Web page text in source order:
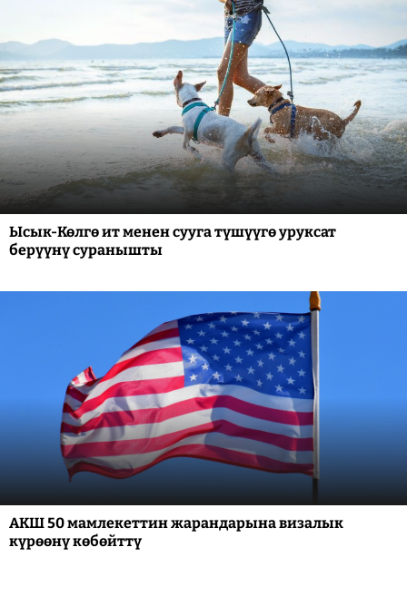
Ысык-Көлгө ит менен сууга түшүүгө уруксат
берүүнү суранышты
АКШ 50 мамлекеттин жарандарына визалык
күрөөнү көбөйттү